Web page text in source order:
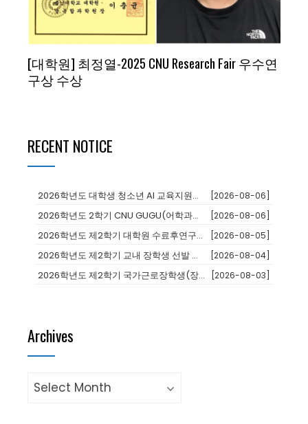
[대학원] 최정열-2025 CNU Research Fair 우수연
구상 수상
RECENT NOTICE
2026학년도 대학생 청소년 AI 교육지원사업 장학생 [2026-08-06]
2026학년도 2학기 CNU GUGU(어학과정 및 단기연수)프로그램 참가... [2026-08-06]
2026학년도 제2학기 대학원 수료후연구생 등록 안내 [2026-08-05]
2026학년도 제2학기 교내 장학생 선발 안내 [2026-08-04]
2026학년도 제2학기 국가근로장학생(장애대학생 봉사유형) 모집 안내 [2026-08-03]
Archives